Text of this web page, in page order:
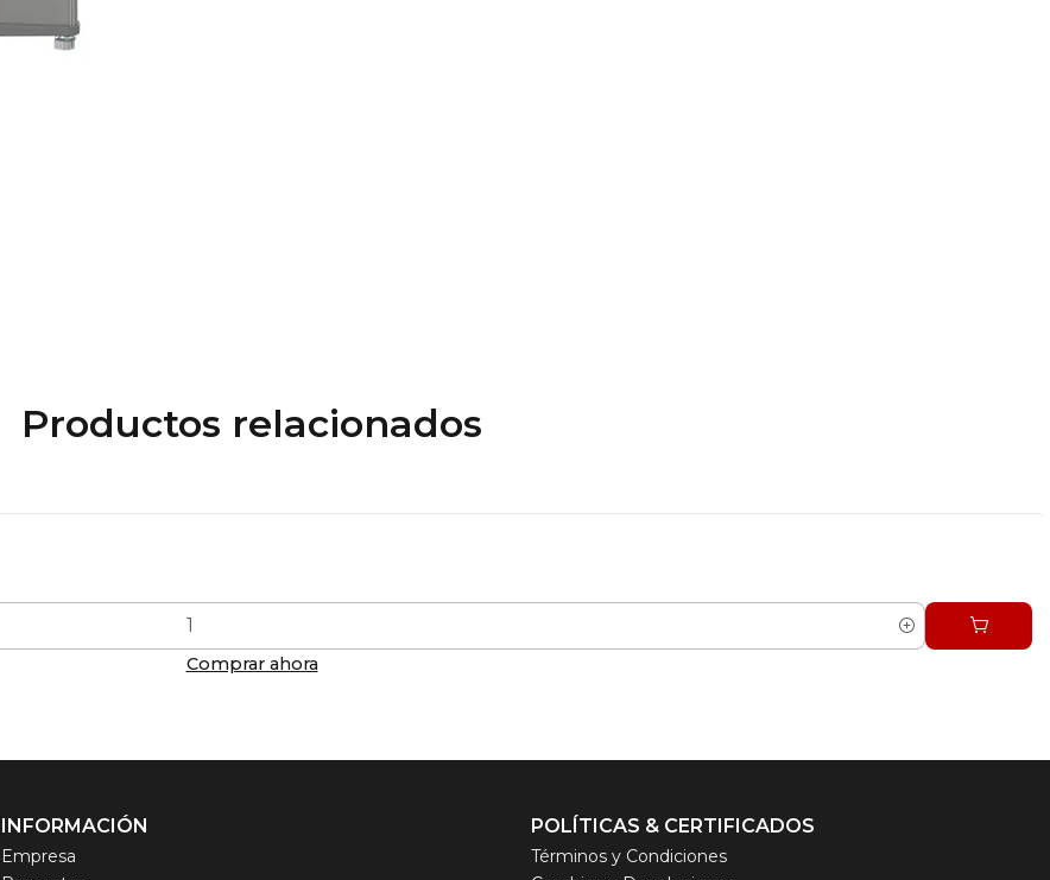
Productos relacionados
Comprar ahora
INFORMACIÓN
Empresa
POLÍTICAS & CERTIFICADOS
Términos y Condiciones